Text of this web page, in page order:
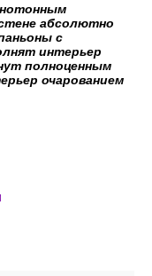
абсолютно
с
интерьер
полноценным
очарованием